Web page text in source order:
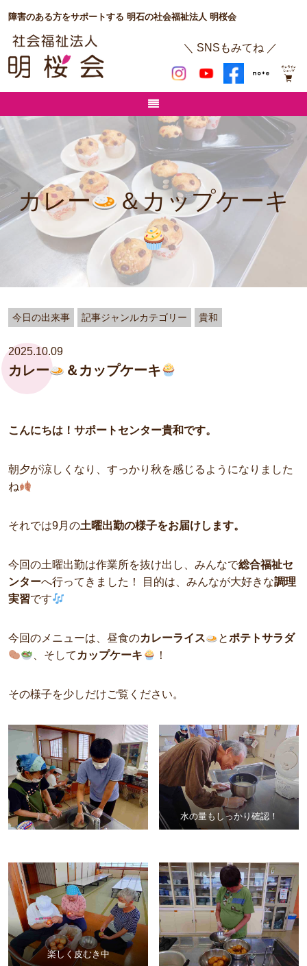
障害のある方をサポートする 明石の社会福祉法人 明桜会
＼ SNSもみてね ／
カレー ＆カップケーキ
今日の出来事 記事ジャンルカテゴリー 貴和
2025.10.09
カレー ＆カップケーキ
こんにちは！サポートセンター貴和です。
朝夕が涼しくなり、すっかり秋を感じるようになりました
ね
それでは9月の土曜出勤の様子をお届けします。
今回の土曜出勤は作業所を抜け出し、みんなで総合福祉セ
ンターへ行ってきました！ 目的は、みんなが大好きな調理
実習です
今回のメニューは、昼食のカレーライス とポテトサラダ
、そして カップケーキ ！
その様子を少しだけご覧ください。
水の量もしっかり確認！
楽しく皮むき中